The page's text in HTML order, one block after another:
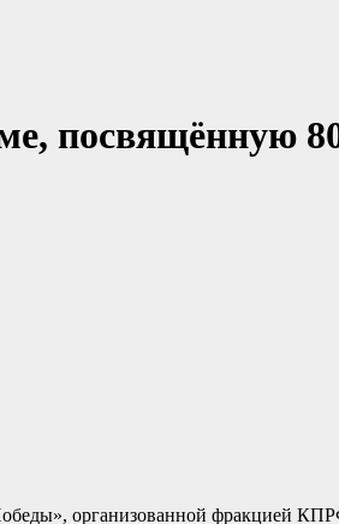
посвящённую
организованной фракцией